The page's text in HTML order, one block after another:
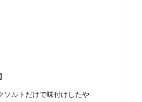
ソルトだけで味付けしたや